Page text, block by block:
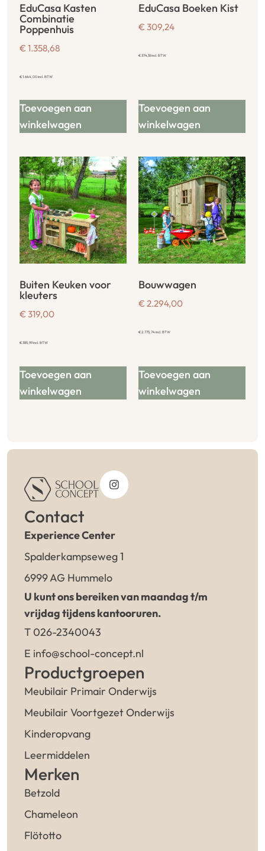
EduCasa Kasten
Combinatie
Poppenhuis
€ 1.358,68
€1.644,00incl. BTW
Toevoegen aan
winkelwagen
EduCasa Boeken Kist
€ 309,24
€374,18incl. BTW
Toevoegen aan
winkelwagen
Buiten Keuken voor
kleuters
€ 319,00
€385,99incl. BTW
Toevoegen aan
winkelwagen
Bouwwagen
€ 2.294,00
€2.775,74incl. BTW
Toevoegen aan
winkelwagen
Contact
Experience Center
Spalderkampseweg 1
6999 AG Hummelo
U kunt ons bereiken van maandag t/m
vrijdag tijdens kantooruren.
T 026-2340043
E info@school-concept.nl
Productgroepen
Meubilair Primair Onderwijs
Meubilair Voortgezet Onderwijs
Kinderopvang
Leermiddelen
Merken
Betzold
Chameleon
Flötotto